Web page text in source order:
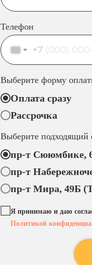
Телефон
+7
Выберите форму
Оплата сразу
Рассрочка
Выберите подходящий
пр-т Сююмбике,
пр-т
пр-т Мира, 49Б
Я принимаю и даю
Политикой